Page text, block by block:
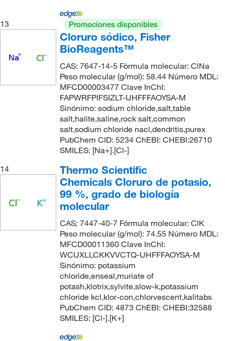
13 Promociones disponibles
Cloruro sódico, Fisher
BioReagents™
CAS: 7647-14-5 Fórmula molecular: ClNa
Peso molecular (g/mol): 58.44 Número MDL:
MFCD00003477 Clave InChI:
FAPWRFPIFSIZLT-UHFFFAOYSA-M
Sinónimo: sodium chloride,salt,table
salt,halite,saline,rock salt,common
salt,sodium chloride nacl,dendritis,purex
PubChem CID: 5234 ChEBI: CHEBI:26710
SMILES: [Na+].[Cl-]
14
Thermo Scientific
Chemicals Cloruro de potasio,
99 %, grado de biología
molecular
CAS: 7447-40-7 Fórmula molecular: ClK
Peso molecular (g/mol): 74.55 Número MDL:
MFCD00011360 Clave InChI:
WCUXLLCKKVVCTQ-UHFFFAOYSA-M
Sinónimo: potassium
chloride,enseal,muriate of
potash,klotrix,sylvite,slow-k,potassium
chloride kcl,klor-con,chlorvescent,kalitabs
PubChem CID: 4873 ChEBI: CHEBI:32588
SMILES: [Cl-].[K+]